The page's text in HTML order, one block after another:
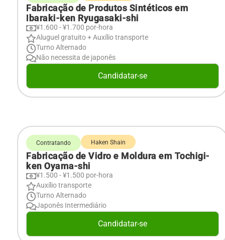
Fabricação de Produtos Sintéticos em
Ibaraki-ken Ryugasaki-shi
¥1.600 - ¥1.700 por-hora
Aluguel gratuito + Auxílio transporte
Turno Alternado
Não necessita de japonês
Candidatar-se
Contratando Haken Shain
Fabricação de Vidro e Moldura em Tochigi-
ken Oyama-shi
¥1.500 - ¥1.500 por-hora
Auxílio transporte
Turno Alternado
Japonês Intermediário
Candidatar-se